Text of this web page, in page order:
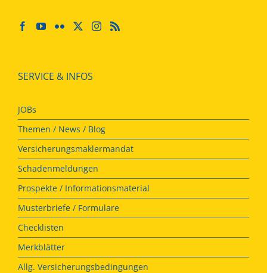
SERVICE & INFOS
JOBs
Themen / News / Blog
Versicherungsmaklermandat
Schadenmeldungen
Prospekte / Informationsmaterial
Musterbriefe / Formulare
Checklisten
Merkblätter
Allg. Versicherungsbedingungen